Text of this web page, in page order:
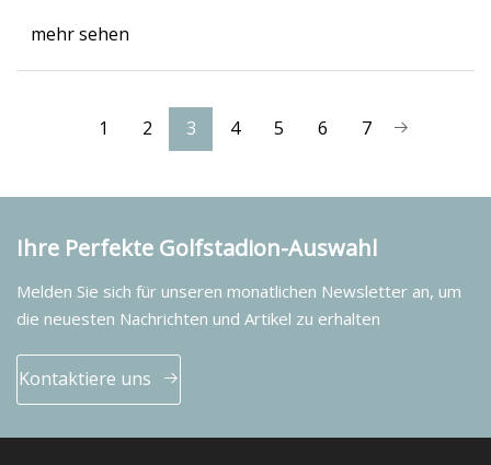
mehr sehen
1 2 3 4 5 6 7
Ihre Perfekte Golfstadion-Auswahl
Melden Sie sich für unseren monatlichen Newsletter an, um
die neuesten Nachrichten und Artikel zu erhalten
Kontaktiere uns